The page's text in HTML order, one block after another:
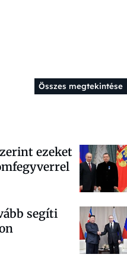
Összes megtekintése
ezeket
segíti